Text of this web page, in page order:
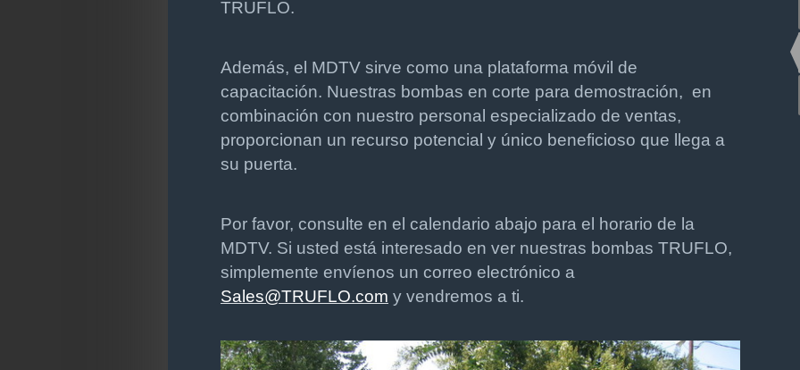
TRUFLO.
Además, el MDTV sirve como una plataforma móvil de
capacitación. Nuestras bombas en corte para demostración, en
combinación con nuestro personal especializado de ventas,
proporcionan un recurso potencial y único beneficioso que llega a
su puerta.
Por favor, consulte en el calendario abajo para el horario de la
MDTV. Si usted está interesado en ver nuestras bombas TRUFLO,
simplemente envíenos un correo electrónico a
Sales@TRUFLO.com y vendremos a ti.